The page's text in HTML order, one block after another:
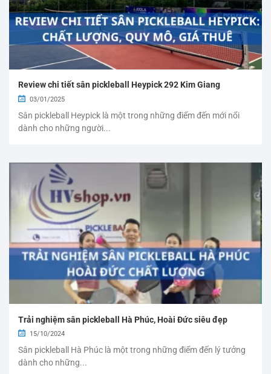
Review chi tiết sân pickleball Heypick 292 Kim Giang
03/01/2025
Sân pickleball Heypick là một trong những điểm đến mới nổi
dành cho những người...
Trải nghiệm sân pickleball Hà Phúc, Hoài Đức siêu đẹp
15/10/2024
Sân pickleball Hà Phúc là một trong những điểm đến lý tưởng
dành cho những...